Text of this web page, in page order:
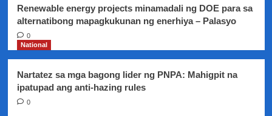
Renewable energy projects minamadali ng DOE para sa
alternatibong mapagkukunan ng enerhiya – Palasyo
0
National
Nartatez sa mga bagong lider ng PNPA: Mahigpit na
ipatupad ang anti-hazing rules
0